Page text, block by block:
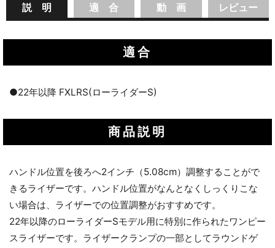
説 明 適 合 動 画 レビュー
適合
●22年以降 FXLRS(ローライダーS)
商品説明
ハンドル位置を後ろへ2インチ（5.08cm）調整することがで
きるライザーです。ハンドル位置がなんとなくしっくりこな
い場合は、ライザーでの位置調整がおすすめです。
22年以降のローライダーSモデル用に特別に作られたワンピー
スライザーです。ライザークランプの一部としてラウンドゲ